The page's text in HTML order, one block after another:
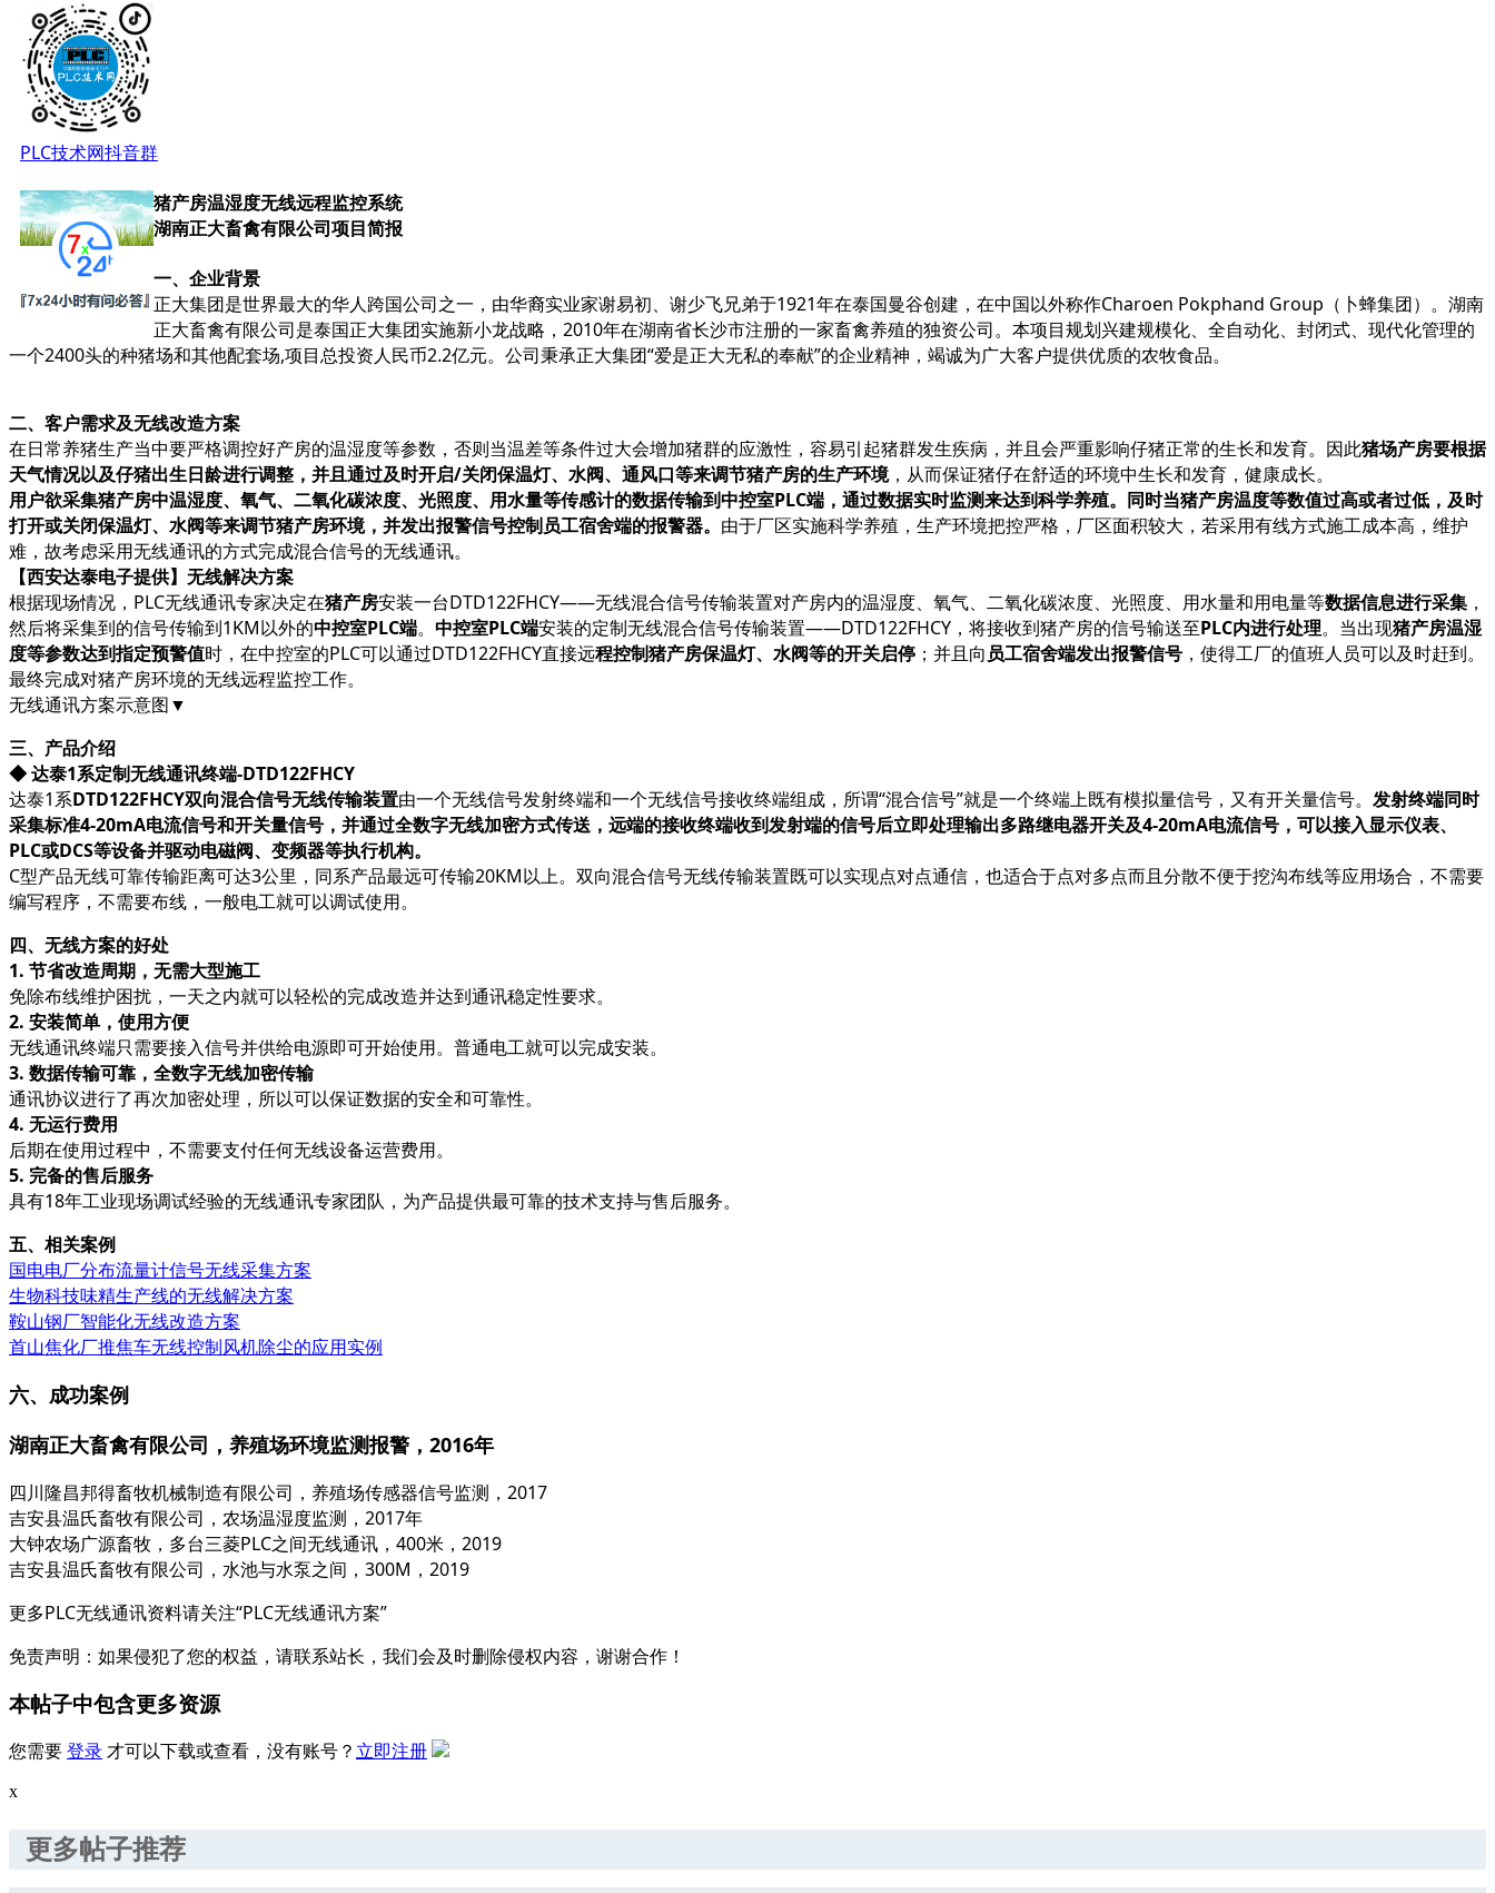
PLC技术网抖音群
猪产房温湿度无线远程监控系统
湖南正大畜禽有限公司项目简报
一、企业背景
正大集团是世界最大的华人跨国公司之一，由华裔实业家谢易初、谢少飞兄弟于1921年在泰国曼谷创建，在中国以外称作Charoen Pokphand Group （卜蜂集团）。湖南
正大畜禽有限公司是泰国正大集团实施新小龙战略， 2010年在湖南省长沙市注册的一家畜禽养殖的独资公司。本项目规划兴建规模化、全自动化、封闭式、现代化管理的
一个2400头的种猪场和其他配套场,项目总投资人民币2.2亿元。公司秉承正大集团“爱是正大无私的奉献”的企业精神，竭诚为广大客户提供优质的农牧食品。
二、客户需求及无线改造方案
在日常养猪生产当中要严格调控好产房的温湿度等参数，否则当温差等条件过大会增加猪群的应激性，容易引起猪群发生疾病，并且会严重影响仔猪正常的生长和发育。因此猪场产房要根据
天气情况以及仔猪出生日龄进行调整，并且通过及时开启/关闭保温灯、水阀、通风口等来调节猪产房的生产环境，从而保证猪仔在舒适的环境中生长和发育，健康成长。
用户欲采集猪产房中温湿度、氧气、二氧化碳浓度、光照度、用水量等传感计的数据传输到中控室PLC端，通过数据实时监测来达到科学养殖。同时当猪产房温度等数值过高或者过低，及时
打开或关闭保温灯、水阀等来调节猪产房环境，并发出报警信号控制员工宿舍端的报警器。 由于厂区实施科学养殖，生产环境把控严格，厂区面积较大，若采用有线方式施工成本高，维护
难，故考虑采用无线通讯的方式完成混合信号的无线通讯。
【西安达泰电子提供】无线解决方案
根据现场情况， PLC无线通讯专家决定在猪产房安装一台DTD122FHCY——无线混合信号传输装置对产房内的温湿度、氧气、二氧化碳浓度、光照度、用水量和用电量等数据信息进行采集 ，
然后将采集到的信号传输到1KM以外的中控室PLC端。 中控室PLC端安装的定制无线混合信号传输装置——DTD122FHCY，将接收到猪产房的信号输送至PLC内进行处理。当出现猪产房温湿
度等参数达到指定预警值时，在中控室的PLC可以通过DTD122FHCY直接远程控制猪产房保温灯、水阀等的开关启停 ；并且向 员工宿舍端发出报警信号 ，使得工厂的值班人员可以及时赶到。
最终完成对猪产房环境的无线远程监控工作。
无线通讯方案示意图▼
三、产品介绍
◆达泰1系定制无线通讯终端-DTD122FHCY
达泰1系DTD122FHCY双向混合信号无线传输装置由一个无线信号发射终端和一个无线信号接收终端组成，所谓“混合信号”就是一个终端上既有模拟量信号，又有开关量信号。 发射终端同时
采集标准4-20mA电流信号和开关量信号，并通过全数字无线加密方式传送，远端的接收终端收到发射端的信号后立即处理输出多路继电器开关及4-20mA电流信号，可以接入显示仪表、
PLC或DCS等设备并驱动电磁阀、变频器等执行机构。
C型产品无线可靠传输距离可达3公里，同系产品最远可传输20KM以上。双向混合信号无线传输装置既可以实现点对点通信，也适合于点对多点而且分散不便于挖沟布线等应用场合，不需要
编写程序，不需要布线，一般电工就可以调试使用。
四、无线方案的好处
1. 节省改造周期，无需大型施工
免除布线维护困扰，一天之内就可以轻松的完成改造并达到通讯稳定性要求。
2. 安装简单，使用方便
无线通讯终端只需要接入信号并供给电源即可开始使用。普通电工就可以完成安装。
3. 数据传输可靠，全数字无线加密传输
通讯协议进行了再次加密处理，所以可以保证数据的安全和可靠性。
4. 无运行费用
后期在使用过程中，不需要支付任何无线设备运营费用。
5. 完备的售后服务
具有18年工业现场调试经验的无线通讯专家团队，为产品提供最可靠的技术支持与售后服务。
五、相关案例
国电电厂分布流量计信号无线采集方案
生物科技味精生产线的无线解决方案
鞍山钢厂智能化无线改造方案
首山焦化厂推焦车无线控制风机除尘的应用实例
六、成功案例
湖南正大畜禽有限公司 ， 养殖场环境监测报警， 2016年
四川隆昌邦得畜牧机械制造有限公司 ， 养殖场传感器信号监测， 2017
吉安县温氏畜牧有限公司 ， 农场温湿度监测， 2017年
大钟农场广源畜牧，多台三菱PLC之间无线通讯，400米， 2019
吉安县温氏畜牧有限公司，水池与水泵之间， 300M， 2019
更多PLC无线通讯资料请关注“PLC无线通讯方案”
免责声明：如果侵犯了您的权益，请联系站长，我们会及时删除侵权内容，谢谢合作！
本帖子中包含更多资源
您需要 登录 才可以下载或查看，没有账号？ 立即注册
x
更多帖子推荐